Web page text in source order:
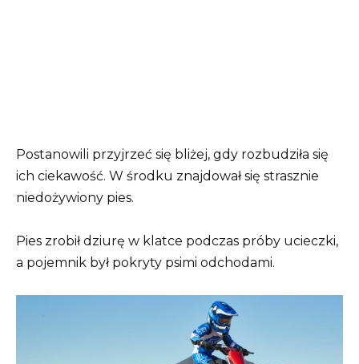
Postanowili przyjrzeć się bliżej, gdy rozbudziła się
ich ciekawość. W środku znajdował się strasznie
niedożywiony pies.
Pies zrobił dziurę w klatce podczas próby ucieczki,
a pojemnik był pokryty psimi odchodami.